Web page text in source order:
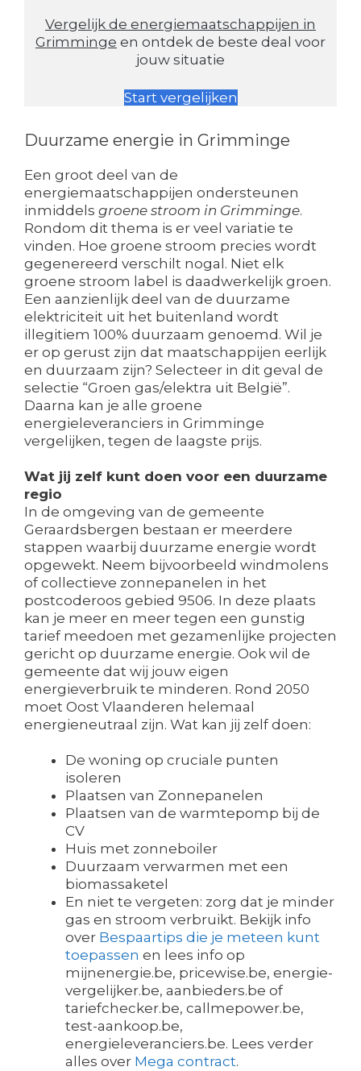
Vergelijk de energiemaatschappijen in
Grimminge en ontdek de beste deal voor
jouw situatie
Start vergelijken
Duurzame energie in Grimminge
Een groot deel van de
energiemaatschappijen ondersteunen
inmiddels groene stroom in Grimminge.
Rondom dit thema is er veel variatie te
vinden. Hoe groene stroom precies wordt
gegenereerd verschilt nogal. Niet elk
groene stroom label is daadwerkelijk groen.
Een aanzienlijk deel van de duurzame
elektriciteit uit het buitenland wordt
illegitiem 100% duurzaam genoemd. Wil je
er op gerust zijn dat maatschappijen eerlijk
en duurzaam zijn? Selecteer in dit geval de
selectie “Groen gas/elektra uit België”.
Daarna kan je alle groene
energieleveranciers in Grimminge
vergelijken, tegen de laagste prijs.
Wat jij zelf kunt doen voor een duurzame
regio
In de omgeving van de gemeente
Geraardsbergen bestaan er meerdere
stappen waarbij duurzame energie wordt
opgewekt. Neem bijvoorbeeld windmolens
of collectieve zonnepanelen in het
postcoderoos gebied 9506. In deze plaats
kan je meer en meer tegen een gunstig
tarief meedoen met gezamenlijke projecten
gericht op duurzame energie. Ook wil de
gemeente dat wij jouw eigen
energieverbruik te minderen. Rond 2050
moet Oost Vlaanderen helemaal
energieneutraal zijn. Wat kan jij zelf doen:
De woning op cruciale punten
isoleren
Plaatsen van Zonnepanelen
Plaatsen van de warmtepomp bij de
CV
Huis met zonneboiler
Duurzaam verwarmen met een
biomassaketel
En niet te vergeten: zorg dat je minder
gas en stroom verbruikt. Bekijk info
over Bespaartips die je meteen kunt
toepassen en lees info op
mijnenergie.be, pricewise.be, energie-
vergelijker.be, aanbieders.be of
tariefchecker.be, callmepower.be,
test-aankoop.be,
energieleveranciers.be. Lees verder
alles over Mega contract.